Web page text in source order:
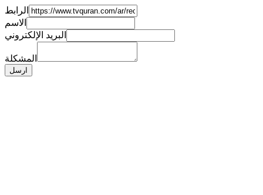
الرابط
الاسم
البريد الإلكتروني
المشكلة
ارسل